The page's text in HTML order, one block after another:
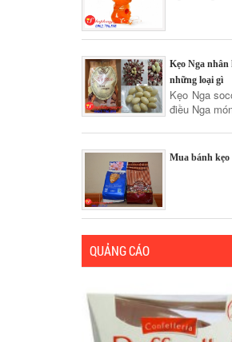
Kẹo Nga nhân
những loại gì
Kẹo Nga
điều Nga
Mua bánh
QUẢNG CÁO